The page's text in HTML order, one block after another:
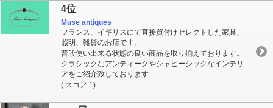
4位
Muse antiques
フランス、イギリスにて直接買付けセレクトした家具、
照明、雑貨のお店です。
普段使い出来る状態の良い商品を取り揃えております。
クラシックなアンティークやシャビーシックなインテリ
アをご紹介致しております
( スコア 1)